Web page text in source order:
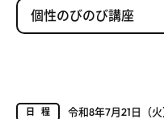
個性のびのび講座
日程 令和8年7月21日（